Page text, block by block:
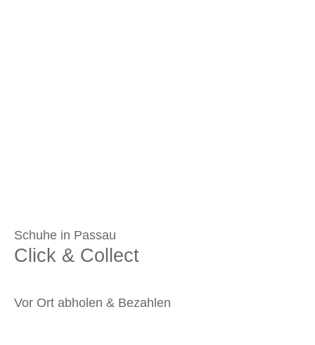
Schuhe in Passau
Click & Collect
Vor Ort abholen & Bezahlen